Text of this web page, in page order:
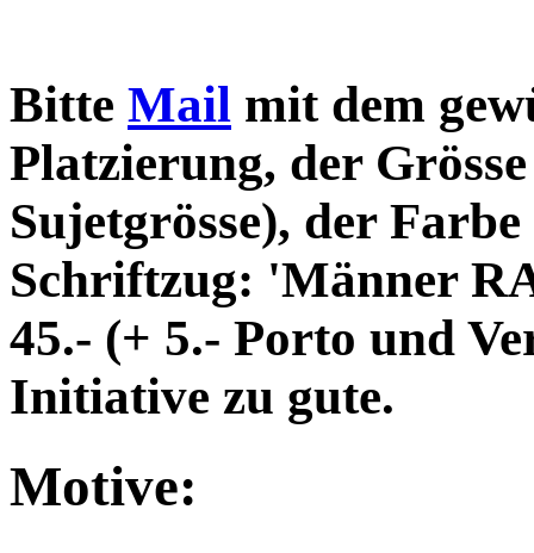
Bitte Mail mit dem
Platzierung, der
Sujetgrösse), der
Schriftzug: 'Männer
45.- (+ 5.- Porto und
Initiative zu gute.
Motive: